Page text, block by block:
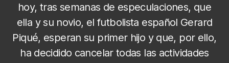
hoy, tras semanas de especulaciones, que
ella y su novio, el futbolista español Gerard
Piqué, esperan su primer hijo y que, por ello,
ha decidido cancelar todas las actividades